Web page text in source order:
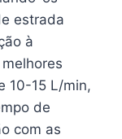
estrada
à
10-15 L/min,
de
com as